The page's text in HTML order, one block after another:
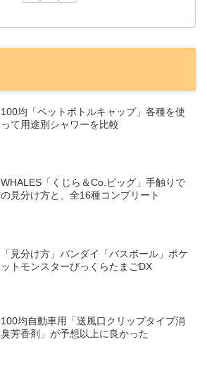
100均「ペットボトルキャップ」各種を使
って用途別シャワーを比較
WHALES「くじら＆Co.ビッグ」手触りで
の見分け方と、全16種コンプリート
「見分け方」バンダイ「バスボール」ポケ
ットモンスターびっくらたまごDX
100均自動車用「送風口クリップタイプ消
臭芳香剤」が予想以上に良かった